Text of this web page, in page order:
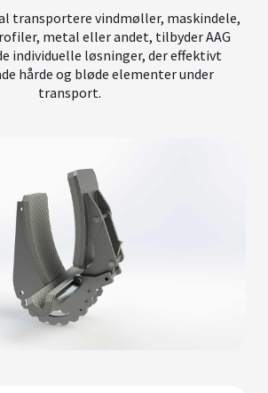
transportere vindmøller, maskindele,
metal eller andet, tilbyder AAG
individuelle løsninger, der effektivt
hårde og bløde elementer under
transport.